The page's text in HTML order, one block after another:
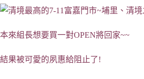
本來組長想要買一對OPEN將回家~~
結果被可愛的夙惠給阻止了!